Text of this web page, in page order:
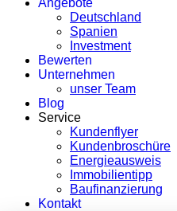
Angebote
Deutschland
Spanien
Investment
Bewerten
Unternehmen
unser Team
Blog
Service
Kundenflyer
Kundenbroschüre
Energieausweis
Immobilientipp
Baufinanzierung
Kontakt